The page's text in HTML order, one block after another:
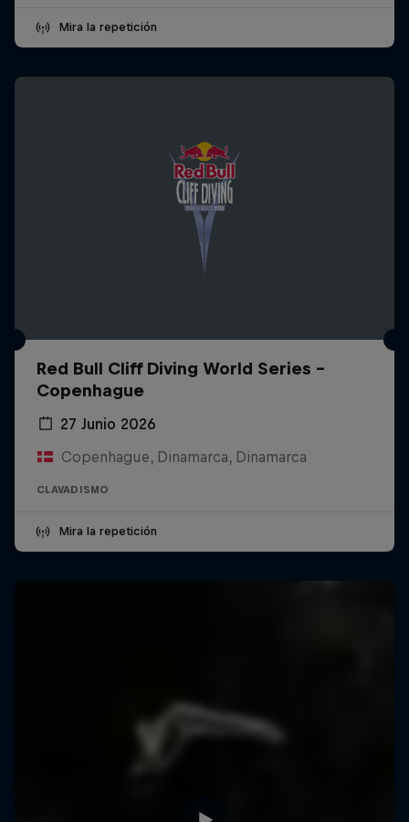
Mira la repetición
Red Bull Cliff Diving World Series -
Copenhague
27 Junio 2026
Copenhague, Dinamarca, Dinamarca
CLAVADISMO
Mira la repetición